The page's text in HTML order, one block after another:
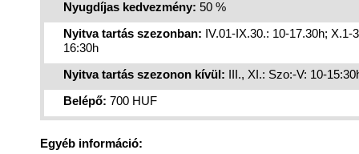
Nyugdíjas kedvezmény: 50 %
Nyitva tartás szezonban: IV.01-IX.30.: 10-17.30h; X.1-
16:30h
Nyitva tartás szezonon kívül: III., XI.: Szo:-V: 10-
Belépő: 700 HUF
Egyéb információ: